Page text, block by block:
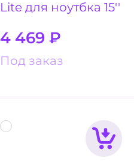
Lite для ноутбка 15''
4 469 ₽
Под заказ